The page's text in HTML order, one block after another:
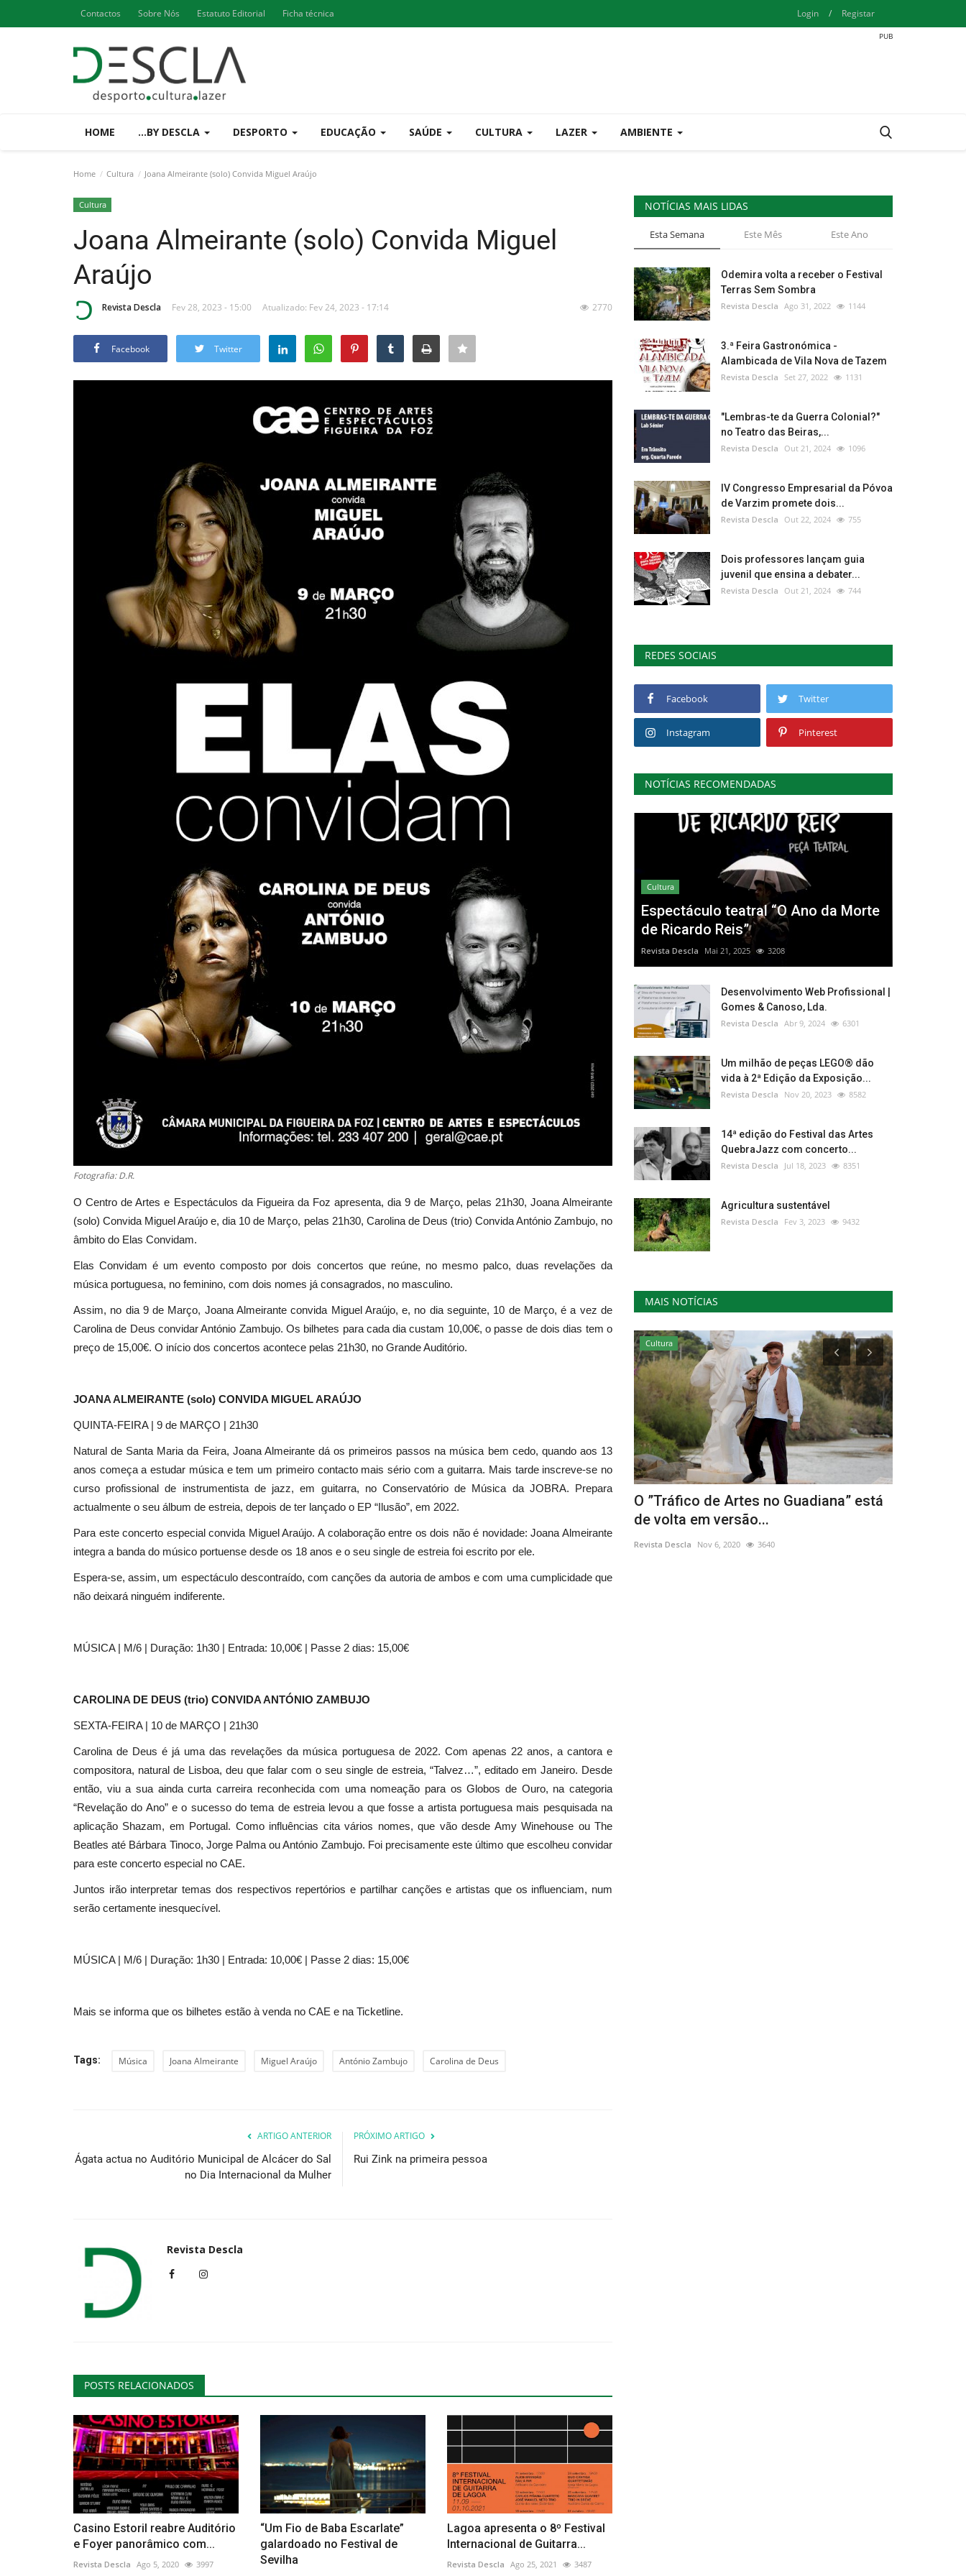
Contactos Sobre Nós Estatuto Editorial Ficha técnica Login / Registar
HOME ...BY DESCLA DESPORTO EDUCAÇÃO SAÚDE CULTURA LAZER AMBIENTE
Home Cultura Joana Almeirante (solo) Convida Miguel Araújo
Cultura
Joana Almeirante (solo) Convida Miguel
Araújo
Revista Descla Fev 28, 2023 - 15:00 Atualizado: Fev 24, 2023 - 17:14 2770
Facebook Twitter
Fotografia: D.R.
O Centro de Artes e Espectáculos da Figueira da Foz apresenta, dia 9 de Março, pelas 21h30, Joana Almeirante
(solo) Convida Miguel Araújo e, dia 10 de Março, pelas 21h30, Carolina de Deus (trio) Convida António Zambujo, no
âmbito do Elas Convidam.
Elas Convidam é um evento composto por dois concertos que reúne, no mesmo palco, duas revelações da
música portuguesa, no feminino, com dois nomes já consagrados, no masculino.
Assim, no dia 9 de Março, Joana Almeirante convida Miguel Araújo, e, no dia seguinte, 10 de Março, é a vez de
Carolina de Deus convidar António Zambujo. Os bilhetes para cada dia custam 10,00€, o passe de dois dias tem o
preço de 15,00€. O início dos concertos acontece pelas 21h30, no Grande Auditório.
JOANA ALMEIRANTE (solo) CONVIDA MIGUEL ARAÚJO
QUINTA-FEIRA | 9 de MARÇO | 21h30
Natural de Santa Maria da Feira, Joana Almeirante dá os primeiros passos na música bem cedo, quando aos 13
anos começa a estudar música e tem um primeiro contacto mais sério com a guitarra. Mais tarde inscreve-se no
curso profissional de instrumentista de jazz, em guitarra, no Conservatório de Música da JOBRA. Prepara
actualmente o seu álbum de estreia, depois de ter lançado o EP “Ilusão”, em 2022.
Para este concerto especial convida Miguel Araújo. A colaboração entre os dois não é novidade: Joana Almeirante
integra a banda do músico portuense desde os 18 anos e o seu single de estreia foi escrito por ele.
Espera-se, assim, um espectáculo descontraído, com canções da autoria de ambos e com uma cumplicidade que
não deixará ninguém indiferente.
MÚSICA | M/6 | Duração: 1h30 | Entrada: 10,00€ | Passe 2 dias: 15,00€
CAROLINA DE DEUS (trio) CONVIDA ANTÓNIO ZAMBUJO
SEXTA-FEIRA | 10 de MARÇO | 21h30
Carolina de Deus é já uma das revelações da música portuguesa de 2022. Com apenas 22 anos, a cantora e
compositora, natural de Lisboa, deu que falar com o seu single de estreia, “Talvez…”, editado em Janeiro. Desde
então, viu a sua ainda curta carreira reconhecida com uma nomeação para os Globos de Ouro, na categoria
“Revelação do Ano” e o sucesso do tema de estreia levou a que fosse a artista portuguesa mais pesquisada na
aplicação Shazam, em Portugal. Como influências cita vários nomes, que vão desde Amy Winehouse ou The
Beatles até Bárbara Tinoco, Jorge Palma ou António Zambujo. Foi precisamente este último que escolheu convidar
para este concerto especial no CAE.
Juntos irão interpretar temas dos respectivos repertórios e partilhar canções e artistas que os influenciam, num
serão certamente inesquecível.
MÚSICA | M/6 | Duração: 1h30 | Entrada: 10,00€ | Passe 2 dias: 15,00€
Mais se informa que os bilhetes estão à venda no CAE e na Ticketline.
Tags: Música Joana Almeirante Miguel Araújo António Zambujo Carolina de Deus
ARTIGO ANTERIOR
Ágata actua no Auditório Municipal de Alcácer do Sal
no Dia Internacional da Mulher
PRÓXIMO ARTIGO
Rui Zink na primeira pessoa
Revista Descla
POSTS RELACIONADOS
Casino Estoril reabre Auditório
e Foyer panorâmico com...
Revista Descla Ago 5, 2020 3997
“Um Fio de Baba Escarlate”
galardoado no Festival de
Sevilha
Lagoa apresenta o 8º Festival
Internacional de Guitarra...
Revista Descla Ago 25, 2021 3487
NOTÍCIAS MAIS LIDAS
Esta Semana Este Mês Este Ano
Odemira volta a receber o Festival
Terras Sem Sombra
Revista Descla Ago 31, 2022 1144
3.ª Feira Gastronómica -
Alambicada de Vila Nova de Tazem
Revista Descla Set 27, 2022 1131
"Lembras-te da Guerra Colonial?"
no Teatro das Beiras,...
Revista Descla Out 21, 2024 1096
IV Congresso Empresarial da Póvoa
de Varzim promete dois...
Revista Descla Out 22, 2024 755
Dois professores lançam guia
juvenil que ensina a debater...
Revista Descla Out 21, 2024 744
REDES SOCIAIS
Facebook Twitter
Instagram Pinterest
NOTÍCIAS RECOMENDADAS
Cultura
Espectáculo teatral “O Ano da Morte
de Ricardo Reis”
Revista Descla Mai 21, 2025 3208
Desenvolvimento Web Profissional |
Gomes & Canoso, Lda.
Revista Descla Abr 9, 2024 6301
Um milhão de peças LEGO® dão
vida à 2ª Edição da Exposição...
Revista Descla Nov 20, 2023 8582
14ª edição do Festival das Artes
QuebraJazz com concerto...
Revista Descla Jul 18, 2023 8351
Agricultura sustentável
Revista Descla Fev 3, 2023 9432
MAIS NOTÍCIAS
Cultura
Calema encantaram o público no
Cultura
Ser do Contra de regresso ao Sapo em
Cultura
O ”Tráfico de Artes no Guadiana” está
de volta em versão...
Revista Descla Nov 6, 2020 3640